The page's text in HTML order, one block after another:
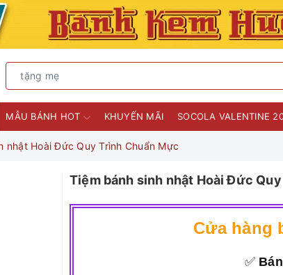
MẪU BÁNH HOT KHUYẾN MÃI SOCOLA VALENTINE
nhật Hoài Đức Quy Trình Chuẩn Mực
Tiệm bánh sinh nhật Hoài Đức
Cửa hàng
✅